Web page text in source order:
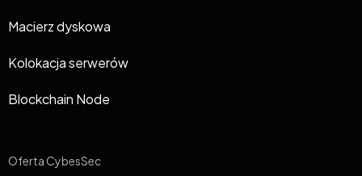
Macierz dyskowa
Kolokacja serwerów
Blockchain Node
Oferta CybesSec